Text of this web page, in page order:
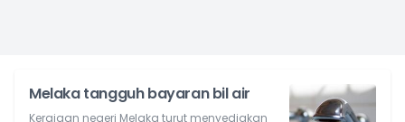
Melaka tangguh bayaran bil air
Kerajaan negeri Melaka turut menyediakan